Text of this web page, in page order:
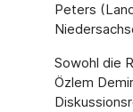
Peters
Sowohl die
Özlem